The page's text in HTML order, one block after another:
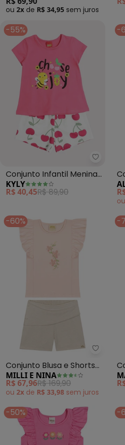
ou 2x de R$ 34,95 sem juros
-55%
Kyly -
Conjunto Infantil Menina
Abelhinha (Pink)
KYLY
R$ 40,45R$ 89,90
-
ou
-60%
Milli e
Conjunto Blusa e Shorts
(Rosa)
MILLI E NINA
R$ 67,96R$ 169,90
ou 2x de R$ 33,98 sem juros
-
-50% -